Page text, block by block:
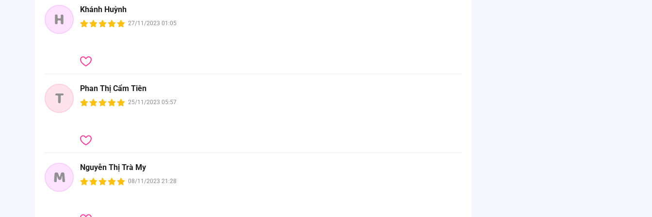
H
Khánh Huỳnh
27/11/2023 01:05
T
Phan Thị Cẩm Tiên
25/11/2023 05:57
M
Nguyễn Thị Trà My
08/11/2023 21:28